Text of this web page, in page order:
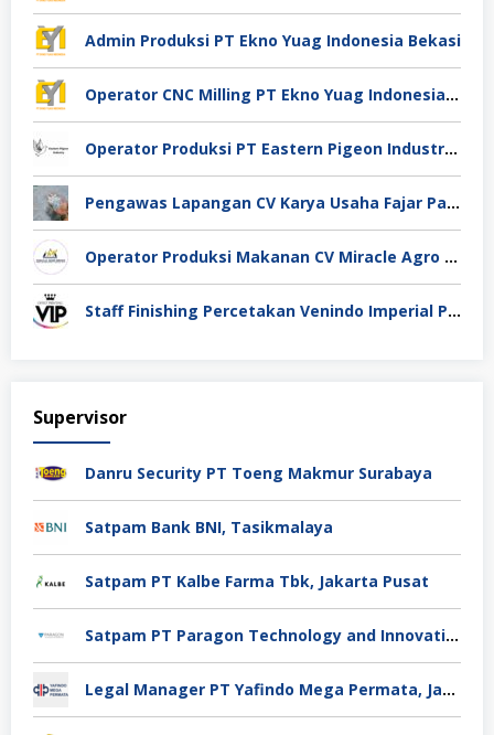
Admin Produksi PT Ekno Yuag Indonesia Bekasi
Operator CNC Milling PT Ekno Yuag Indonesia Bekasi
Operator Produksi PT Eastern Pigeon Industry Deli Serdang
Pengawas Lapangan CV Karya Usaha Fajar Pasuruan
Operator Produksi Makanan CV Miracle Agro Spices Sidoarjo
Staff Finishing Percetakan Venindo Imperial Perkasa Bandung Kota
Supervisor
Danru Security PT Toeng Makmur Surabaya
Satpam Bank BNI, Tasikmalaya
Satpam PT Kalbe Farma Tbk, Jakarta Pusat
Satpam PT Paragon Technology and Innovation Jakarta
Legal Manager PT Yafindo Mega Permata, Jakarta Barat